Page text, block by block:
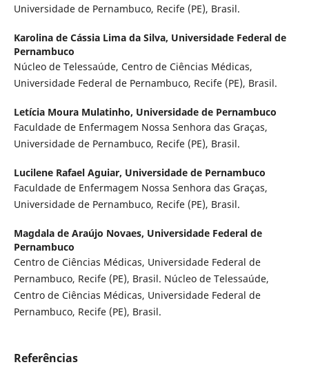
Universidade de Pernambuco, Recife (PE), Brasil.
Karolina de Cássia Lima da Silva, Universidade Federal de
Pernambuco
Núcleo de Telessaúde, Centro de Ciências Médicas,
Universidade Federal de Pernambuco, Recife (PE), Brasil.
Letícia Moura Mulatinho, Universidade de Pernambuco
Faculdade de Enfermagem Nossa Senhora das Graças,
Universidade de Pernambuco, Recife (PE), Brasil.
Lucilene Rafael Aguiar, Universidade de Pernambuco
Faculdade de Enfermagem Nossa Senhora das Graças,
Universidade de Pernambuco, Recife (PE), Brasil.
Magdala de Araújo Novaes, Universidade Federal de
Pernambuco
Centro de Ciências Médicas, Universidade Federal de
Pernambuco, Recife (PE), Brasil. Núcleo de Telessaúde,
Centro de Ciências Médicas, Universidade Federal de
Pernambuco, Recife (PE), Brasil.
Referências